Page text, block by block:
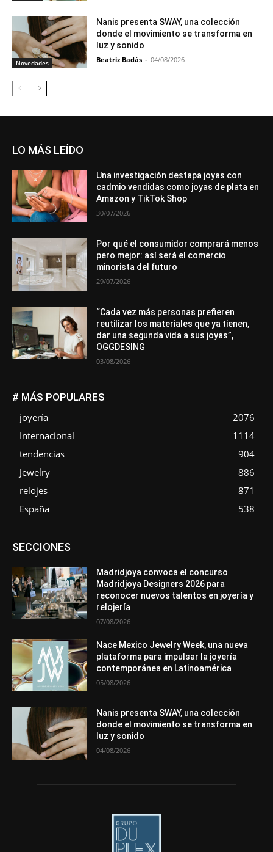
Novedades
Nanis presenta SWAY, una colección
donde el movimiento se transforma en
luz y sonido
Beatriz Badás - 04/08/2026
LO MÁS LEÍDO
Una investigación destapa joyas con
cadmio vendidas como joyas de plata en
Amazon y TikTok Shop
30/07/2026
Por qué el consumidor comprará menos
pero mejor: así será el comercio
minorista del futuro
29/07/2026
“Cada vez más personas prefieren
reutilizar los materiales que ya tienen,
dar una segunda vida a sus joyas”,
OGGDESING
03/08/2026
# MÁS POPULARES
joyería
2076
Internacional
1114
tendencias
904
Jewelry
886
relojes
871
España
538
SECCIONESAsociaciones
Entrevistas
Mundo Técnico
Novedades Opiniones
Perspectiva
Premios
Secciones Sin categoría
Más
Madridjoya convoca el concurso
Madridjoya Designers 2026 para
reconocer nuevos talentos en joyería y
relojería
07/08/2026
Nace Mexico Jewelry Week, una nueva
plataforma para impulsar la joyería
contemporánea en Latinoamérica
05/08/2026
Nanis presenta SWAY, una colección
donde el movimiento se transforma en
luz y sonido
04/08/2026